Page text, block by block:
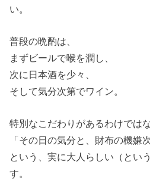
い。
普段の晩酌は、
まずビールで喉を潤し、
次に日本酒を少々、
そして気分次第でワイン。
特別なこだわりがあるわけではな
「その日の気分と、財布の機嫌次
という、実に大人らしい（とい
す。